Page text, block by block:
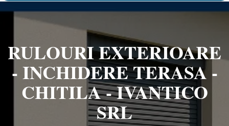
RULOURI EXTERIOARE
- INCHIDERE TERASA -
CHITILA - IVANTICO
SRL